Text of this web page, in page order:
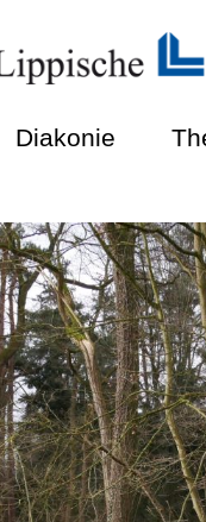
Diakonie